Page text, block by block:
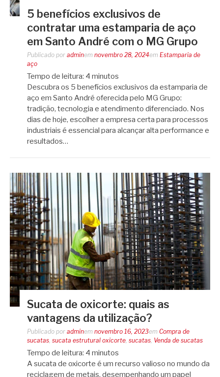
5 benefícios exclusivos de
contratar uma estamparia de aço
em Santo André com o MG Grupo
Publicado por adminem novembro 28, 2024em Estamparia de
aço
Tempo de leitura: 4 minutos
Descubra os 5 benefícios exclusivos da estamparia de
aço em Santo André oferecida pelo MG Grupo:
tradição, tecnologia e atendimento diferenciado. Nos
dias de hoje, escolher a empresa certa para processos
industriais é essencial para alcançar alta performance e
resultados…
Sucata de oxicorte: quais as
vantagens da utilização?
Publicado por adminem novembro 16, 2023em Compra de
sucatas, sucata estrutural oxicorte, sucatas, Venda de sucatas
Tempo de leitura: 4 minutos
A sucata de oxicorte é um recurso valioso no mundo da
reciclagem de metais, desempenhando um papel